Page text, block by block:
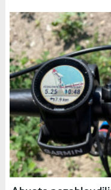
Nová verze
uživatelům i mapu